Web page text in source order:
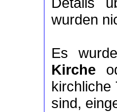
wurden
Es
Kirche
kirchliche
sind,